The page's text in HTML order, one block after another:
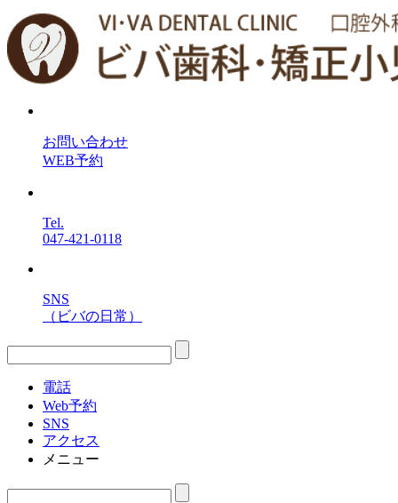
お問い合わせ
WEB予約
Tel.
047-421-0118
SNS
（ビバの日常）
電話
Web予約
SNS
アクセス
メニュー